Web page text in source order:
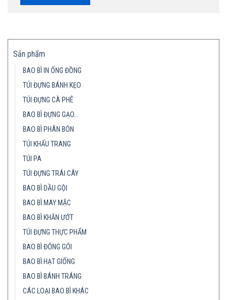
Sản phẩm
BAO BÌ IN ỐNG ĐỒNG
TÚI ĐỰNG BÁNH KẸO
TÚI ĐỰNG CÀ PHÊ
BAO BÌ ĐỰNG GẠO…
BAO BÌ PHÂN BÓN
TÚI KHẨU TRANG
TÚI PA
TÚI ĐỰNG TRÁI CÂY
BAO BÌ DẦU GỘI
BAO BÌ MAY MẶC
BAO BÌ KHĂN ƯỚT
TÚI ĐỰNG THỰC PHẨM
BAO BÌ ĐÓNG GÓI
BAO BÌ HẠT GIỐNG
BAO BÌ BÁNH TRÁNG
CÁC LOẠI BAO BÌ KHÁC